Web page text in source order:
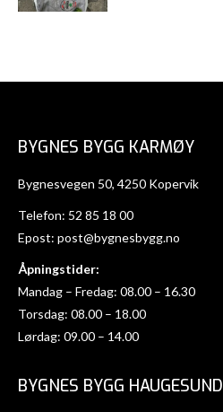
BYGNES BYGG KARMØY
Bygnesvegen 50, 4250 Kopervik
Telefon: 52 85 18 00
Epost: post@bygnesbygg.no
Åpningstider:
Mandag – Fredag: 08.00 – 16.30
Torsdag: 08.00 – 18.00
Lørdag: 09.00 – 14.00
BYGNES BYGG HAUGESUND